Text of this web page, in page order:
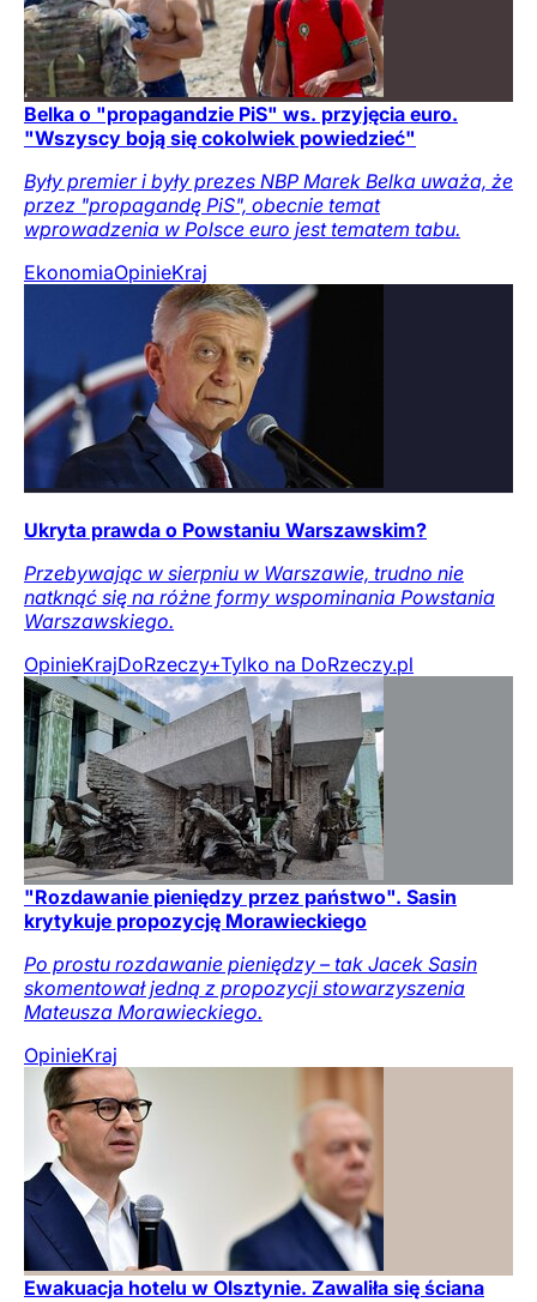
Belka o "propagandzie PiS" ws. przyjęcia euro.
"Wszyscy boją się cokolwiek powiedzieć"
Były premier i były prezes NBP Marek Belka uważa, że
przez "propagandę PiS", obecnie temat
wprowadzenia w Polsce euro jest tematem tabu.
EkonomiaOpinieKraj
Ukryta prawda o Powstaniu Warszawskim?
Przebywając w sierpniu w Warszawie, trudno nie
natknąć się na różne formy wspominania Powstania
Warszawskiego.
OpinieKrajDoRzeczy+Tylko na DoRzeczy.pl
"Rozdawanie pieniędzy przez państwo". Sasin
krytykuje propozycję Morawieckiego
Po prostu rozdawanie pieniędzy – tak Jacek Sasin
skomentował jedną z propozycji stowarzyszenia
Mateusza Morawieckiego.
OpinieKraj
Ewakuacja hotelu w Olsztynie. Zawaliła się ściana